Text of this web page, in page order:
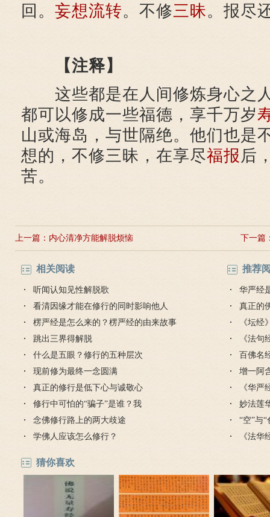
回。 妄想流转。不修三昧。报尽
【注释】
这些都是在人间修炼身心之
都可以修成一些福德，享千万岁
山或海岛，与世隔绝。他们也是
想的，不修三昧，在享尽福报 后
苦。
上一篇： 内心清净方能解脱烦恼 下一篇
相关阅读
听闻认知见性解脱歌
看清因缘才能在修行的同时影响他人
楞严经是怎么来的？楞严经的由来故事
跳出三界得解脱
什么是五眼？修行的五种层次
现前修为最终一念圆满
真正的修行是低下心与诚敬心
修行中可怕的“骗子”是谁？我
念佛修行路上的两大歧途
学佛人应该怎么修行？
推荐
华严经
真正的
毒是魔
《坛
思
《法
的讲解
百佛名
增一阿
《华严
么意思
妙法莲
“空”与
《法
猜你喜欢